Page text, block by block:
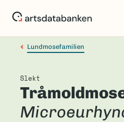
Lundmosefamilien
Slekt